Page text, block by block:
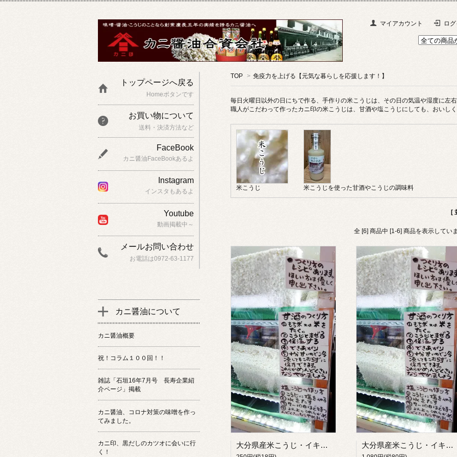
マイアカウント ロ
TOP > 免疫力を上げる【元気な暮らしを応援します！】
毎日火曜日以外の日にちで作る、手作りの米こうじは、その日の気温や湿度に左
職人がこだわって作ったカニ印の米こうじは、甘酒や塩こうじにしても、おいし
米こうじ 米こうじを使った甘酒やこうじの調味料
[
全 [6] 商品中 [1-6] 商品を表示してい
大分県産米こうじ・イキイキ生こうじ100g【バラタイプ】 大分県産米こうじ・イキイキ生こうじ500g
トップページへ戻る
Homeボタンです
お買い物について
送料・決済方法など
FaceBook
カニ醤油FaceBookあるよ
Instagram
インスタもあるよ
Youtube
動画掲載中～
メールお問い合わせ
お電話は0972-63-1177
カニ醤油について
カニ醤油概要
祝！コラム１００回！！
雑誌「石垣16年7月号 長寿企業紹
介ページ」掲載
カニ醤油、コロナ対策の味噌を作っ
てみました。
カニ印、黒だしのカツオに会いに行
く！